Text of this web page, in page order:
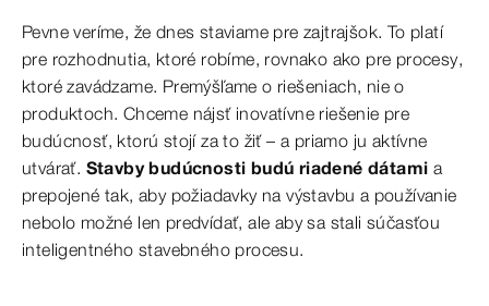
Pevne veríme, že dnes staviame pre zajtrajšok. To platí
pre rozhodnutia, ktoré robíme, rovnako ako pre procesy,
ktoré zavádzame. Premýšľame o riešeniach, nie o
produktoch. Chceme nájsť inovatívne riešenie pre
budúcnosť, ktorú stojí za to žiť – a priamo ju aktívne
utvárať. Stavby budúcnosti budú riadené dátami a
prepojené tak, aby požiadavky na výstavbu a používanie
nebolo možné len predvídať, ale aby sa stali súčasťou
inteligentného stavebného procesu.